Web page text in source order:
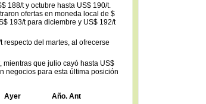
188/t y octubre hasta US$ 190/t.
ofertas en moneda local de $
193/t para diciembre y US$ 192/t
respecto del martes, al ofrecerse
mientras que julio cayó hasta US$
negocios para esta última posición
Ayer Año. Ant